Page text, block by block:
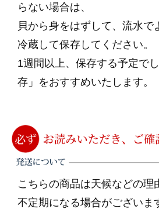
らない場合は、
貝から身をはずして、流水で
冷蔵して保存してください。
1週間以上、保存する予定で
存」をおすすめいたします。
こちらの商品は天候などの理
不定期になる場合がございま